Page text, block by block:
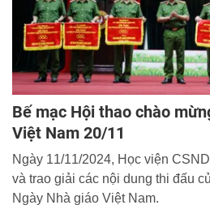
Bế mạc Hội thao chào
Việt Nam 20/11
Ngày 11/11/2024, Học viện
và trao giải các nội dung thi đấu
Ngày Nhà giáo Việt Nam.